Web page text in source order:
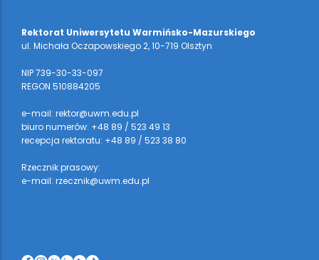
Rektorat Uniwersytetu Warmińsko-Mazurskiego
ul. Michała Oczapowskiego 2, 10-719 Olsztyn
NIP 739-30-33-097
REGON 510884205
e-mail: rektor@uwm.edu.pl
biuro numerów: +48 89 / 523 49 13
recepcja rektoratu: +48 89 / 523 38 80
Rzecznik prasowy:
e-mail: rzecznik@uwm.edu.pl